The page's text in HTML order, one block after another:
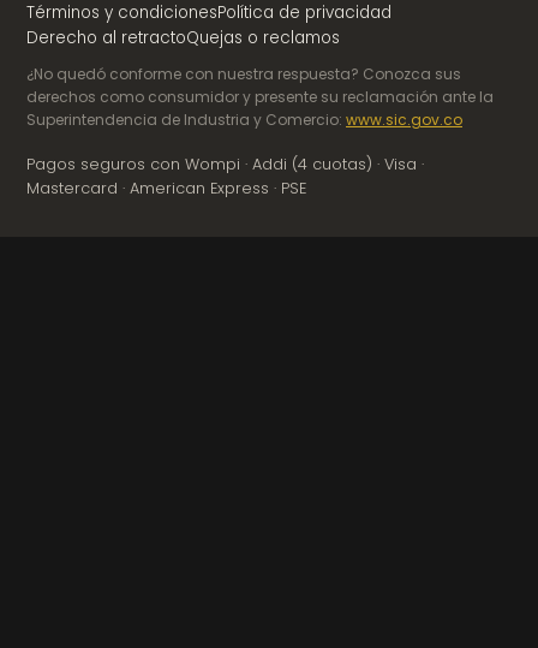
Términos y condicionesPolítica de privacidad
Derecho al retractoQuejas o reclamos
¿No quedó conforme con nuestra respuesta? Conozca sus
derechos como consumidor y presente su reclamación ante la
Superintendencia de Industria y Comercio: www.sic.gov.co
Pagos seguros con Wompi · Addi (4 cuotas) · Visa ·
Mastercard · American Express · PSE